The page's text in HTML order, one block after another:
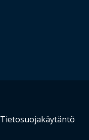
Tietosuojakäytäntö